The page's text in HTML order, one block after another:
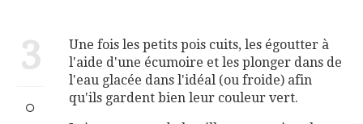
3
Une fois les petits pois cuits, les égoutter à
l'aide d'une écumoire et les plonger dans de
l'eau glacée dans l'idéal (ou froide) afin
qu'ils gardent bien leur couleur vert.